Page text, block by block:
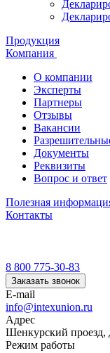
Продукция
Компания
О компании
Эксперты
Партнеры
Отзывы
Вакансии
Документы
Реквизиты
Вопрос и ответ
Полезная
Контакты
8 800 775-30-83
Заказать звонок
E-mail
info@intexunion.ru
Адрес
Шенкурский проезд,
Режим работы